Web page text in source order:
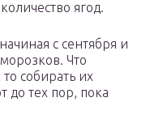
ягод.
с сентября и
Что
собирать их
до тех пор, пока